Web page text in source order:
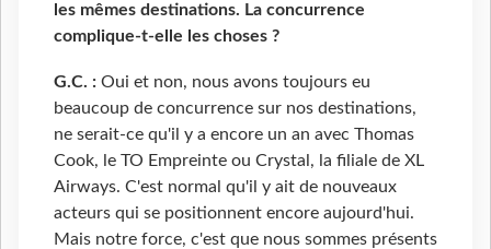
les mêmes destinations. La concurrence
complique-t-elle les choses ?
G.C. : Oui et non, nous avons toujours eu
beaucoup de concurrence sur nos destinations,
ne serait-ce qu'il y a encore un an avec Thomas
Cook, le TO Empreinte ou Crystal, la filiale de XL
Airways. C'est normal qu'il y ait de nouveaux
acteurs qui se positionnent encore aujourd'hui.
Mais notre force, c'est que nous sommes présents